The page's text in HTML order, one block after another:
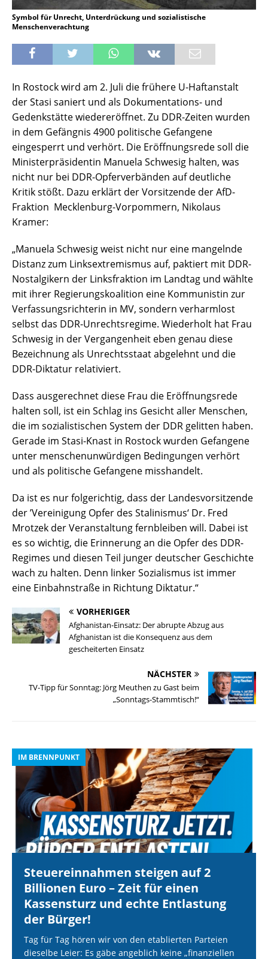
Symbol für Unrecht, Unterdrückung und sozialistische
Menschenverachtung
In Rostock wird am 2. Juli die frühere U-Haftanstalt
der Stasi saniert und als Dokumentations- und
Gedenkstätte wiedereröffnet. Zu DDR-Zeiten wurden
in dem Gefängnis 4900 politische Gefangene
eingesperrt und verhört. Die Eröffnungsrede soll die
Ministerpräsidentin Manuela Schwesig halten, was
nicht nur bei DDR-Opferverbänden auf deutliche
Kritik stößt. Dazu erklärt der Vorsitzende der AfD-
Fraktion Mecklenburg-Vorpommern, Nikolaus
Kramer:
„Manuela Schwesig weist nicht nur eine mangelnde
Distanz zum Linksextremismus auf, paktiert mit DDR-
Nostalgikern der Linksfraktion im Landtag und wählte
mit ihrer Regierungskoalition eine Kommunistin zur
Verfassungsrichterin in MV, sondern verharmlost
selbst das DDR-Unrechtsregime. Wiederholt hat Frau
Schwesig in der Vergangenheit eben genau diese
Bezeichnung als Unrechtsstaat abgelehnt und die
DDR-Diktatur relativiert.
Dass ausgerechnet diese Frau die Eröffnungsrede
halten soll, ist ein Schlag ins Gesicht aller Menschen,
die im sozialistischen System der DDR gelitten haben.
Gerade im Stasi-Knast in Rostock wurden Gefangene
unter menschenunwürdigen Bedingungen verhört
und als politische Gefangene misshandelt.
Da ist es nur folgerichtig, dass der Landesvorsitzende
der ’Vereinigung Opfer des Stalinismus‘ Dr. Fred
Mrotzek der Veranstaltung fernbleiben will. Dabei ist
es so wichtig, die Erinnerung an die Opfer des DDR-
Regimes und diesen Teil junger deutscher Geschichte
wach zu halten. Denn linker Sozialismus ist immer
eine Einbahnstraße in Richtung Diktatur.“
VORHERIGER
Afghanistan-Einsatz: Der abrupte Abzug aus
Afghanistan ist die Konsequenz aus dem
gescheiterten Einsatz
NÄCHSTER
TV-Tipp für Sonntag: Jörg Meuthen zu Gast beim
„Sonntags-Stammtisch!“
IM BRENNPUNKT
Steuereinnahmen steigen auf 2
Billionen Euro – Zeit für einen
Kassensturz und echte Entlastung
der Bürger!
Tag für Tag hören wir von den etablierten Parteien
dieselbe Leier: Es gäbe angeblich keine „finanziellen